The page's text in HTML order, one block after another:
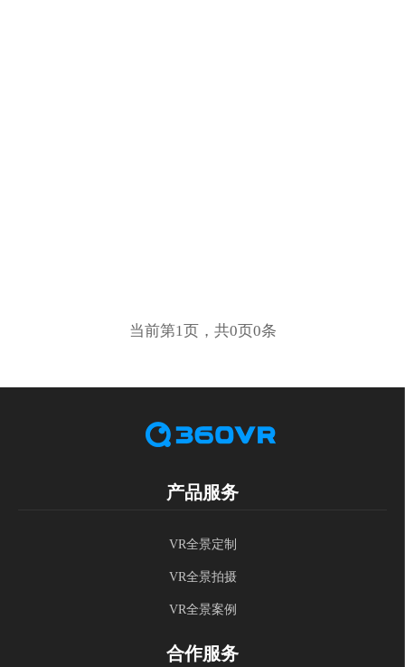
当前第1页，共0页0条
产品服务
VR全景定制
VR全景拍摄
VR全景案例
合作服务